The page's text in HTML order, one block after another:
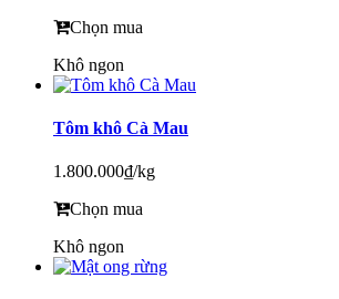
Chọn mua
Khô ngon
Tôm khô Cà Mau
1.800.000₫/kg
Chọn mua
Khô ngon